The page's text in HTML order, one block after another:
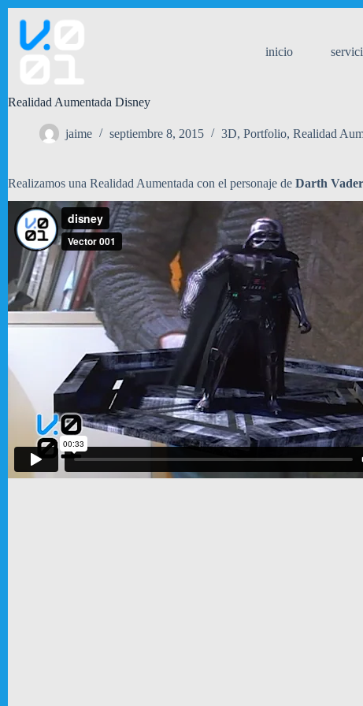
contenido
inicio
Realidad Aumentada Disney
jaime septiembre 8, 2015 3D, Portfolio, Realidad
Realizamos una Realidad Aumentada con el personaje de Darth Vader